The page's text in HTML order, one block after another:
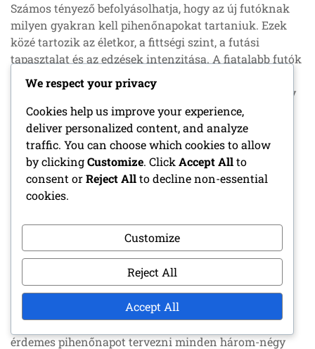
Számos tényező befolyásolhatja, hogy az új futóknak
milyen gyakran kell pihenőnapokat tartaniuk. Ezek
közé tartozik az életkor, a fittségi szint, a futási
tapasztalat és az edzések intenzitása. A fiatalabb futók
vagy azok, akiknek magasabb a fittségi szintjük,
gyorsabban regenerálódhatnak, mint az idősebb vagy
tapasztalatlanabb egyének.
Továbbá, az edzés típusa is szerepet játszik. A magas
intenzitású intervallum edzés (HIIT) vagy a hosszú
távú futások több regenerálódási időt igényelhetnek,
mint a könnyebb, rövidebb edzések. A pihenőnapjaid
az optimális regenerálódás érdekében.
Ajánlott pihenőnap gyakoriság
Az új futók számára általános irányelv, hogy legalább
heti egy-két pihenőnapot iktassanak be, az edzés
intenzitásától függően. Ha hetente többször futsz,
érdemes pihenőnapot tervezni minden három-négy
We respect your privacy
Cookies help us improve your experience,
deliver personalized content, and analyze
traffic. You can choose which cookies to allow
by clickingCustomize. Click Accept Allto
consent orReject Allto decline non-essential
cookies.
Customize
Reject All
Accept All